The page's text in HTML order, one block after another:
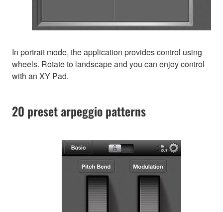
In portrait mode, the application provides control using
wheels. Rotate to landscape and you can enjoy control
with an XY Pad.
20 preset arpeggio patterns